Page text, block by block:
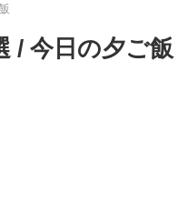
/ 今日の夕ご飯